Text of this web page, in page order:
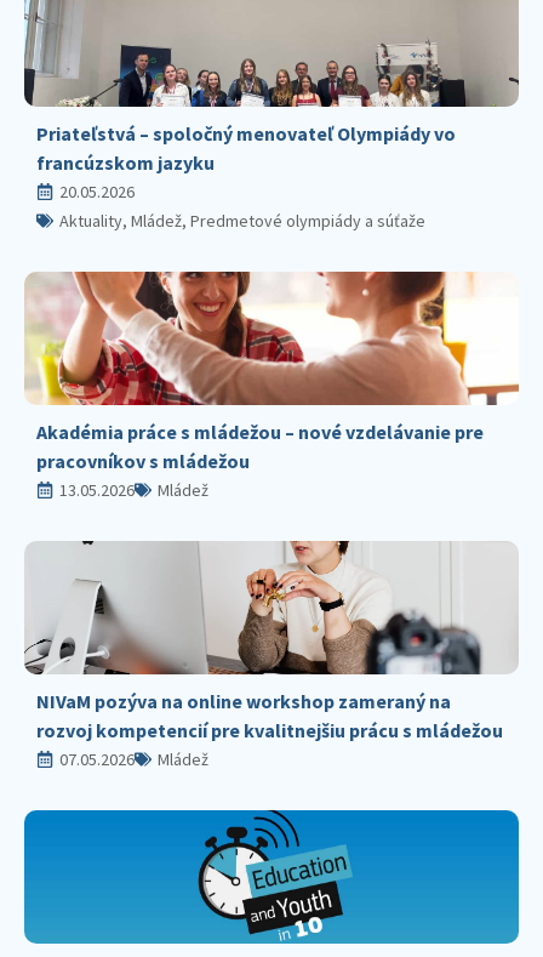
Priateľstvá – spoločný menovateľ Olympiády vo
francúzskom jazyku
20.05.2026
Aktuality, Mládež, Predmetové olympiády a súťaže
Akadémia práce s mládežou – nové vzdelávanie pre
pracovníkov s mládežou
13.05.2026 Mládež
NIVaM pozýva na online workshop zameraný na
rozvoj kompetencií pre kvalitnejšiu prácu s mládežou
07.05.2026 Mládež